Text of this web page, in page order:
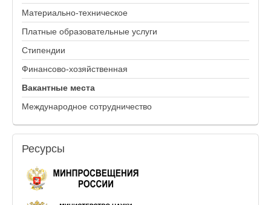
Материально-техническое
Платные образовательные услуги
Стипендии
Финансово-хозяйственная
Вакантные места
Международное сотрудничество
Ресурсы